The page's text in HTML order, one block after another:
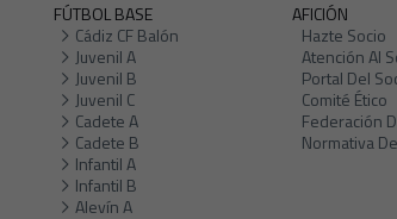
FÚTBOL BASE
Cádiz CF Balón
Juvenil A
Juvenil B
Juvenil C
Cadete A
Cadete B
Infantil A
Infantil B
Alevín A
AFICIÓN
Hazte Socio
Atención Al
Portal Del
Comité Ético
Federación
Normativa